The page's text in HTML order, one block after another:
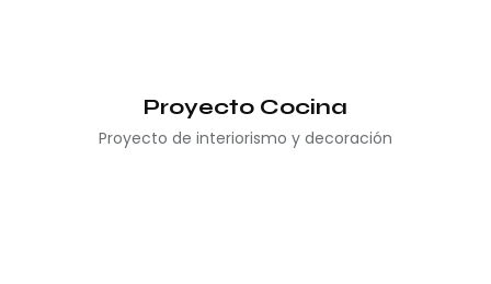
Proyecto Cocina
Proyecto de interiorismo y decoración